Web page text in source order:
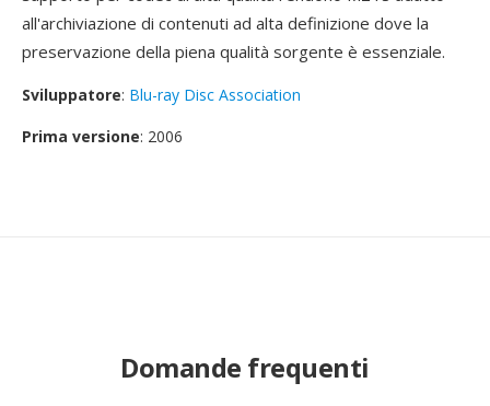
all'archiviazione di contenuti ad alta definizione dove la
preservazione della piena qualità sorgente è essenziale.
Sviluppatore: Blu-ray Disc Association
Prima versione: 2006
Domande frequenti